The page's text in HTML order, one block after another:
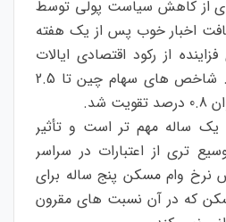
از کاهش سیاست پولی توسط
اخبار خوب پس از یک هفته
از رکود اقتصادی ایالات
متحده بودند، تلقی شد. شاخص های سهام چین تا 2.5
شد.
یک ساله مهم تر است و تأثیر
تری از اعتبارات در سراسر
نرخ وام مسکن پنج ساله برای
که در آن نسبت های مقرون